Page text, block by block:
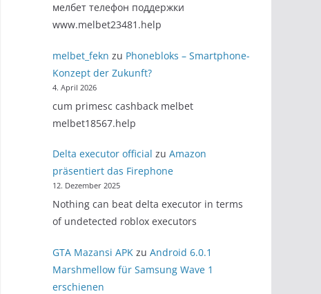
мелбет телефон поддержки
www.melbet23481.help
melbet_fekn zu Phonebloks – Smartphone-
Konzept der Zukunft?
4. April 2026
cum primesc cashback melbet
melbet18567.help
Delta executor official zu Amazon
präsentiert das Firephone
12. Dezember 2025
Nothing can beat delta executor in terms
of undetected roblox executors
GTA Mazansi APKzu Android 6.0.1
Marshmellow für Samsung Wave 1
erschienen